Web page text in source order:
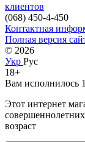
клиентов
(068) 450-4-450
Контактная
Полная версия
© 2026
Укр Рус
18+
Вам исполнилось
Этот интернет
возраст